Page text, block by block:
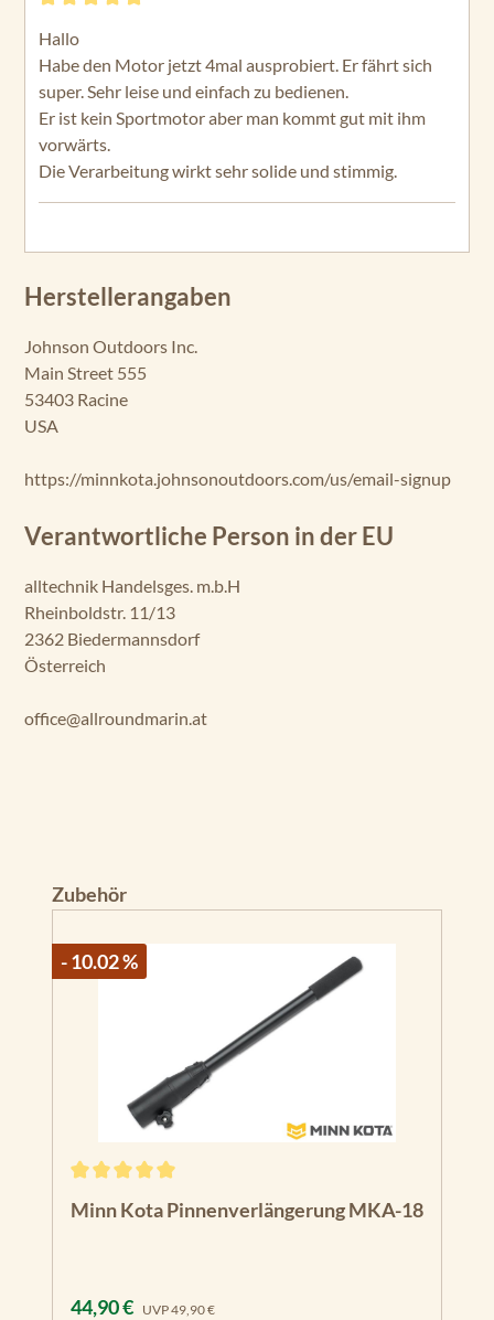
Hallo
Habe den Motor jetzt 4mal ausprobiert. Er fährt sich
super. Sehr leise und einfach zu bedienen.
Er ist kein Sportmotor aber man kommt gut mit ihm
vorwärts.
Die Verarbeitung wirkt sehr solide und stimmig.
Herstellerangaben
Johnson Outdoors Inc.
Main Street 555
53403 Racine
USA
https://minnkota.johnsonoutdoors.com/us/email-signup
Verantwortliche Person in der EU
alltechnik Handelsges. m.b.H
Rheinboldstr. 11/13
2362 Biedermannsdorf
Österreich
office@allroundmarin.at
Produktgalerie überspringen
Zubehör
- 10.02 %
Minn Kota Pinnenverlängerung MKA-18
Verkaufspreis:
44,90 € UVP49,90 €